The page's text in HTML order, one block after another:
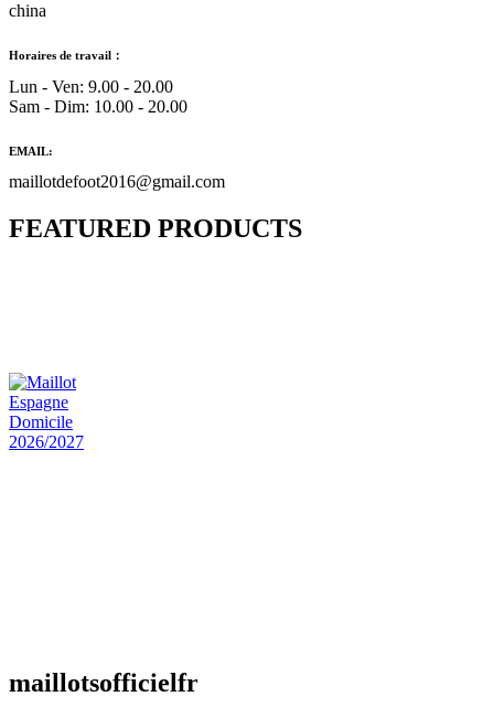
china
Horaires de travail：
Lun - Ven: 9.00 - 20.00
Sam - Dim: 10.00 - 20.00
EMAIL:
maillotdefoot2016@gmail.com
FEATURED PRODUCTS
maillotsofficielfr